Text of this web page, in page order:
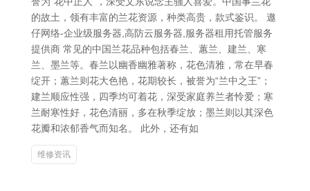
的故土，领有丰富的兰花资源，种类高贵，款式鉴识。 遨
仔网络-企业级服务器,高防云服务器,服务器租用托管服务
提供商 常见的中国兰花品种包括春兰、蕙兰、建兰、寒
兰、墨兰等。春兰以幽香幽雅著称，花色清雅，常在早春
绽开；蕙兰则花大色艳，花期较长，被誉为“兰中之王”；
建兰顺应性强，四季均可着花，深受家庭养兰者怜爱；寒
兰耐寒性好，花色清丽，多在秋季绽放；墨兰则以其深色
花瓣和浓郁香气而知名。 此外，还有如
维修资讯